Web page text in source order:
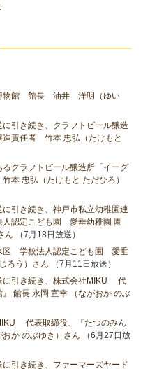
博物館 館長 油井 洋明（ゆい
引き続き、クラフトビール醸造
造責任者 竹本 忠弘（たけもと
クラフトビール醸造所「イーグ
本 忠弘（たけもと ただひろ）
引き続き、神戸市私立幼稚園連
認定こども園 愛垂幼稚園 園
ん （7月18日放送）
区 学校法人認定こども園 愛垂
う）さん （7月11日放送）
に引き続き、株式会社MIKU 代
館長 永岡 宣幸 （ながおか のぶ
代表取締役、『たつのみん
か のぶゆき）さん （6月27日放
引き続き、ファーマーズヤード